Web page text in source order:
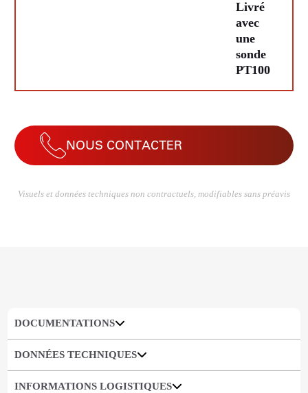
Livré
avec
une
sonde
PT100
NOUS CONTACTER
Visuels et données techniques non contractuels, modifiables sans préavis
DOCUMENTATIONS
DONNÉES TECHNIQUES
INFORMATIONS LOGISTIQUES